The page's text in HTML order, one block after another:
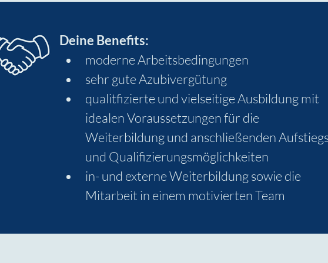
Deine Benefits:
moderne Arbeitsbedingungen
sehr gute Azubivergütung
qualitfizierte und vielseitige Ausbildung mit
idealen Voraussetzungen für die
Weiterbildung und anschließenden
und Qualifizierungsmöglichkeiten
in- und externe Weiterbildung sowie die
Mitarbeit in einem motivierten Team